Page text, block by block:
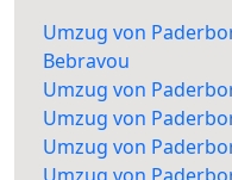
Umzug von
Bebravou
Umzug von
Umzug von
Umzug von